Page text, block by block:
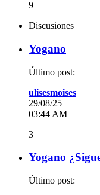
9
Discusiones
Yogano
Último post:
ulisesmoises
29/08/25
03:44 AM
3
Yogano
Último post: